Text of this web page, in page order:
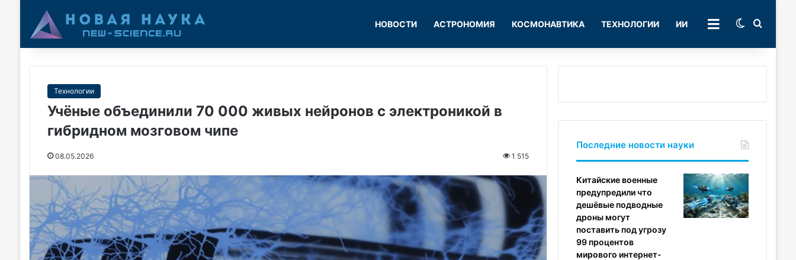
НОВОСТИ АСТРОНОМИЯ КОСМОНАВТИКА ТЕХНОЛОГИИ ИИ РУБРИКИSwitch skin
Технологии
Учёные объединили 70 000 живых нейронов с электроникой в
гибридном мозговом чипе
08.05.2026 1 515
Последние новости науки
Китайские военные
предупредили что
дешёвые подводные
дроны могут
поставить под угрозу
99 процентов
мирового интернет-